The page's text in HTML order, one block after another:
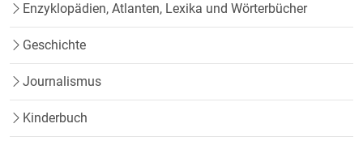
Enzyklopädien, Atlanten, Lexika und Wörterbücher
Geschichte
Journalismus
Kinderbuch